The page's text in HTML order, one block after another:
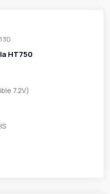
HT750
7.2V)